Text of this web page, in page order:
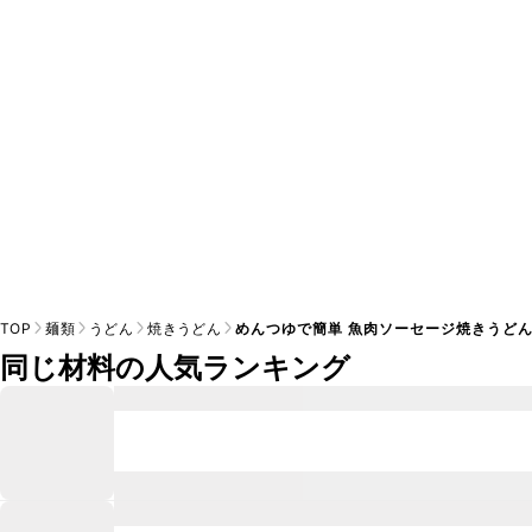
TOP 麺類 うどん 焼きうどん めんつゆで簡単 魚肉ソーセージ焼きうど
同じ材料の人気ランキング